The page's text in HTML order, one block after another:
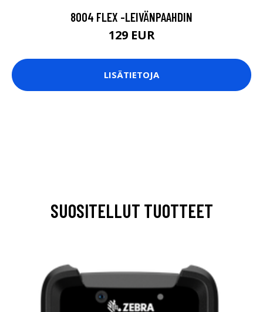
8004 FLEX -LEIVÄNPAAHDIN
129 EUR
LISÄTIETOJA
SUOSITELLUT TUOTTEET